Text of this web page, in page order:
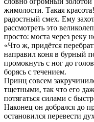
жимолости. Такая
радостный смех. Ему
рассмотреть это
просто: моста через реку
«Что ж, придётся
направил коня в бурный
промокнуть с ног до
борясь с течением.
Принц совсем
тщетными, так что его
потягаться силами с
Наконец он добрался до
остановился перевести